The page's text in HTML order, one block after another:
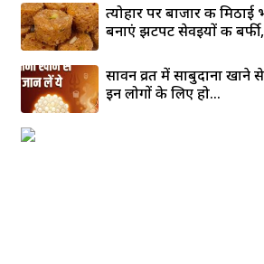
त्योहार पर बाजार की
बनाएं झटपट सेवइयों की
सावन व्रत में साबुदाना
इन लोगों के लिए हो...